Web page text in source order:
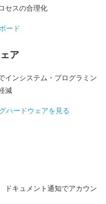
セスの合理化
ード
ア
インシステム・プログラミン
減
ハードウェアを見る
ドキュメント通知でアカウン